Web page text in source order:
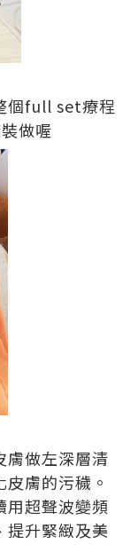
個full set療程
做喔
膚做左深層清
膚的污穢。
用超聲波變頻
提升緊緻及美